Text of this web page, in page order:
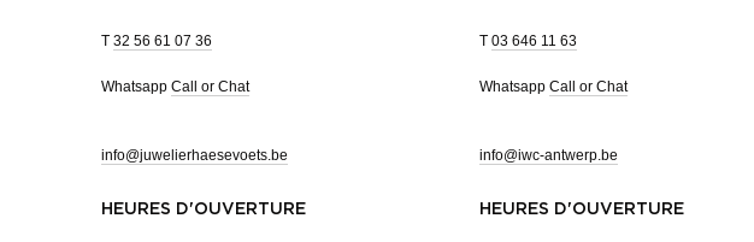
T 32 56 61 07 36
Whatsapp Call or Chat
info@juwelierhaesevoets.be
HEURES D'OUVERTURE
T 03 646 11 63
Whatsapp Call or Chat
info@iwc-antwerp.be
HEURES D'OUVERTURE